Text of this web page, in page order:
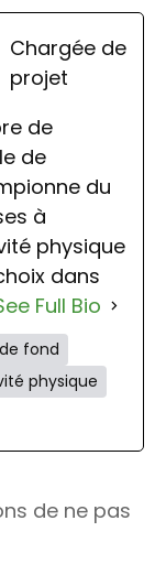
Chargée de
projet
de
de
du
à
physique
dans
Full Bio
fond
physique
de ne pas